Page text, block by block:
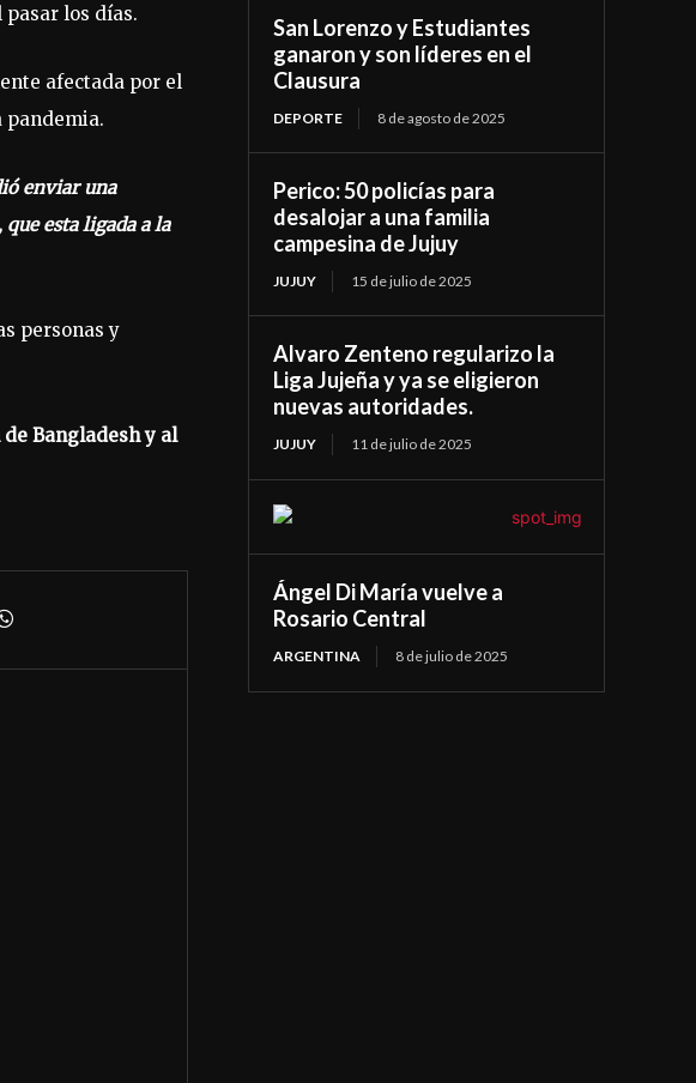
los días.
afectada por el
pandemia.
enviar una
esta ligada a la
personas y
Bangladesh y al
San Lorenzo y Estudiantes
ganaron y son líderes en el
Clausura
DEPORTE 8 de agosto de 2025
Perico: 50 policías para
desalojar a una familia
campesina de Jujuy
JUJUY 15 de julio de 2025
Alvaro Zenteno regularizo la
Liga Jujeña y ya se eligieron
nuevas autoridades.
JUJUY 11 de julio de 2025
Ángel Di María vuelve a
Rosario Central
ARGENTINA 8 de julio de 2025